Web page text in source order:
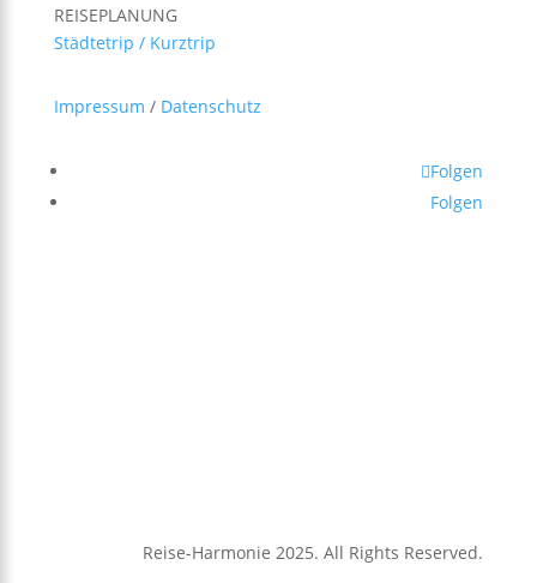
REISEPLANUNG
Städtetrip / Kurztrip
Impressum / Datenschutz
Folgen
Folgen
Reise-Harmonie 2025. All Rights Reserved.